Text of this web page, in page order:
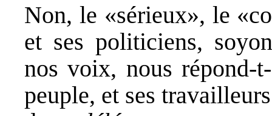
Non, le «sérieux», le
et ses politiciens,
nos voix, nous répond-
peuple, et ses